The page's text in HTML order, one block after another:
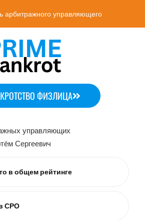
арбитражного управляющего
ФИЗЛИЦА
управляющих
Сергеевич
в общем рейтинге
СРО